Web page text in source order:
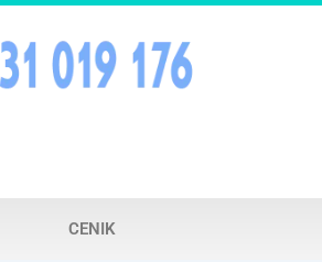
CENIK